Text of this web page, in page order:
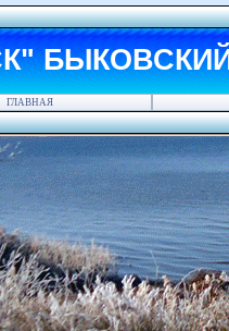
ГЛАВНАЯ